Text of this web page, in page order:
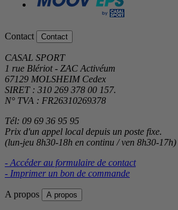
Contact Contact
CASAL SPORT
1 rue Blériot - ZAC Activéum
67129 MOLSHEIM Cedex
SIRET : 310 269 378 00 157.
N° TVA : FR26310269378
Tél: 09 69 36 95 95
Prix d'un appel local depuis un poste fixe.
(lun-jeu 8h30-18h en continu / ven 8h30-17h)
- Accéder au formulaire de contact
- Imprimer un bon de commande
A propos A propos